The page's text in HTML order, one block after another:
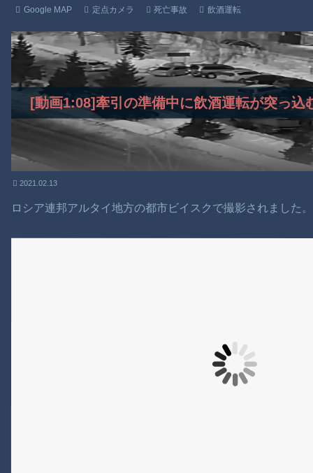
Google MAP 定点カメラ 死亡事故 飲酒運転
[動画1:08]牽引の準備中に飲酒運転が突っ込
2021.02.13
ロシア連邦アルタイ地方の都市ビイスクで撮影されました。